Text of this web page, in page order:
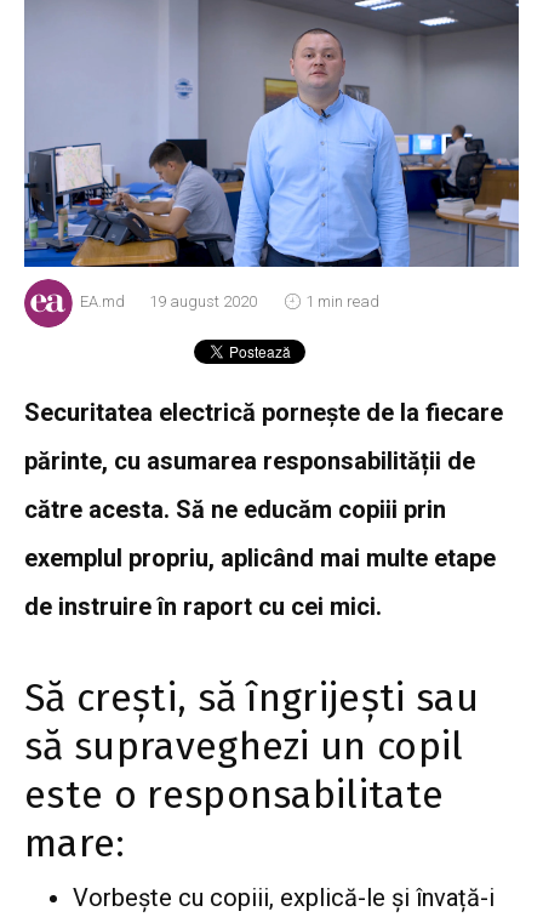
EA.md 19 august 2020 1 min read
Securitatea electrică pornește de la fiecare
părinte, cu asumarea responsabilității de
către acesta. Să ne educăm copiii prin
exemplul propriu, aplicând mai multe etape
de instruire în raport cu cei mici.
Să crești, să îngrijești sau
să supraveghezi un copil
este o responsabilitate
mare:
Vorbește cu copiii, explică-le și învață-i